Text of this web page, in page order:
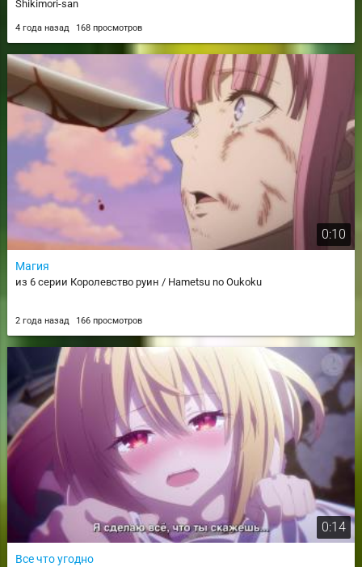
Shikimori-san
4 года назад 168 просмотров
0:10
Магия
из 6 серии Королевство руин / Hametsu no Oukoku
2 года назад 166 просмотров
0:14
Все что угодно